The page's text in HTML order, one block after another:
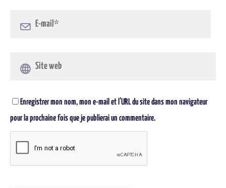
Enregistrer mon nom, mon e-mail et l’URL du site dans mon navigateur
pour la prochaine fois que je publierai un commentaire.